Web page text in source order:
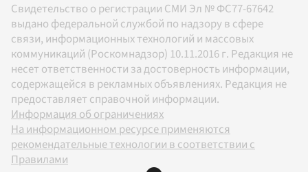
Свидетельство о регистрации СМИ Эл № ФС77-67642
выдано федеральной службой по надзору в сфере
связи, информационных технологий и массовых
коммуникаций (Роскомнадзор) 10.11.2016 г. Редакция не
несет ответственности за достоверность информации,
содержащейся в рекламных объявлениях. Редакция не
предоставляет справочной информации.
Информация об ограничениях
На информационном ресурсе применяются
рекомендательные технологии в соответствии с
Правилами